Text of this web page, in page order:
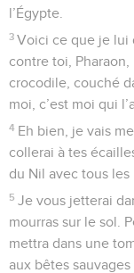
l’Égypte.
3 Voici ce que je lui
contre toi, Pharaon,
crocodile, couché
moi, c’est moi qui
4 Eh bien, je vais
collerai à tes
du Nil avec tous les
5 Je vous jetterai
mourras sur le sol.
mettra dans une
aux bêtes sauvages